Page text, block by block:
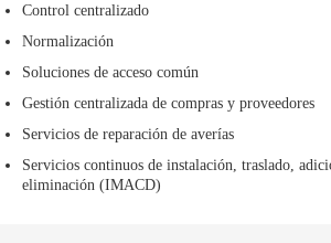
Control centralizado
Normalización
Soluciones de acceso común
Gestión centralizada de compras y proveedores
Servicios de reparación de averías
Servicios continuos de instalación, traslado,
eliminación (IMACD)